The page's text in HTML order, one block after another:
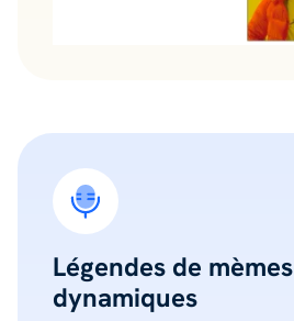
Légendes de mèmes
dynamiques